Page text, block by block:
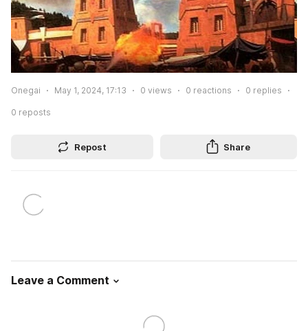
Onegai May 1, 2024, 17:13 0 views 0 reactions 0 replies
0 reposts
Repost Share
Leave a Comment